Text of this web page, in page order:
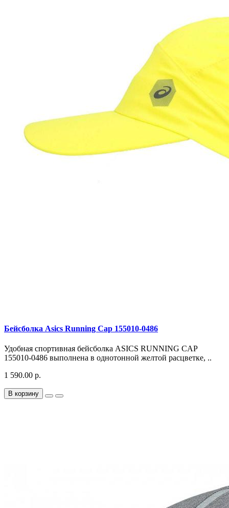
Бейсболка Asics Running Cap 155010-0486
Удобная спортивная бейсболка ASICS RUNNING CAP
155010-0486 выполнена в однотонной желтой расцветке, ..
1 590.00 р.
В корзину